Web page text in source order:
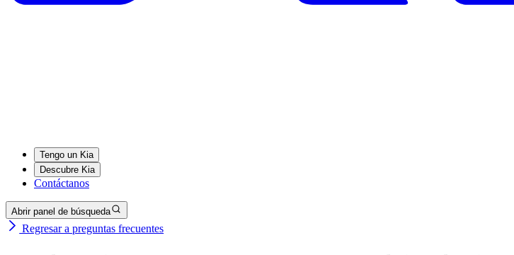
Tengo un Kia
Descubre Kia
Contáctanos
Abrir panel de búsqueda
Regresar a preguntas frecuentes